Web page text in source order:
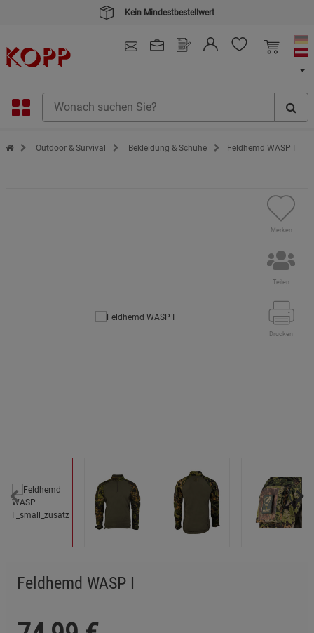
Kein Mindestbestellwert
Zur Startseite des Kopp Verlag Online-Shop
Outdoor & Survival Bekleidung & Schuhe Feldhemd WASP I
Merken
Teilen
Drucken
Feldhemd WASP I